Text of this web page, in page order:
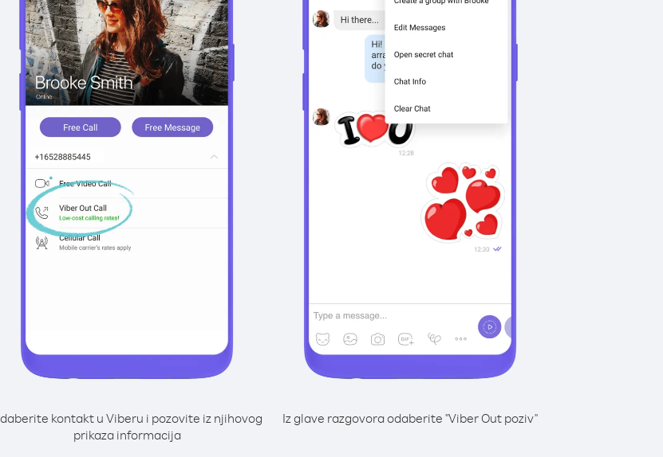
kontakt u Viberu i pozovite iz njihovog
prikaza informacija
Iz glave razgovora odaberite "Viber Out poziv"